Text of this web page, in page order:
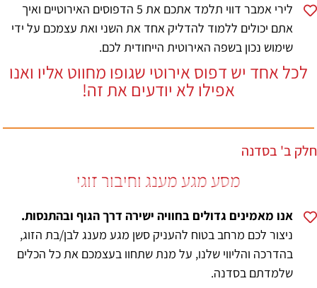
לירי אמבר דווי תלמד אתכם את 5 הדפוסים האירוטיים ואיך
אתם יכולים ללמוד להדליק אחד את השני ואת עצמכם על ידי
שימוש נכון בשפה האירוטית הייחודית לכם.
לכל אחד יש דפוס אירוטי שגופו מחווט אליו ואנו
אפילו לא יודעים את זה!
חלק ב' בסדנה
מסע מגע מענג וחיבור זוגי
אנו מאמינים גדולים בחוויה ישירה דרך הגוף ובהתנסות.
ניצור לכם מרחב בטוח להעניק סשן מגע מענג לבן/בת הזוג,
בהדרכה והליווי שלנו, על מנת שתחוו בעצמכם את כל הכלים
שלמדתם בסדנה.